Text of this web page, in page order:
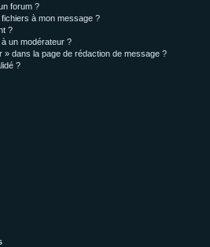
forum ?
à mon message ?
?
un modérateur ?
» dans la page de rédaction de message ?
?